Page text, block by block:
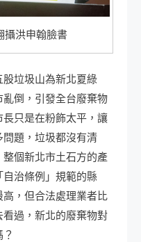
攝洪申翰臉書
垃圾山為新北夏綠
倒，引發全台廢棄物
只是在粉飾太平，讓
題，垃圾都沒有清
個新北市土石方的產
治條例」規範的縣
，但合法處理業者比
過，新北的廢棄物對